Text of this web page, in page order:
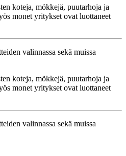
koteja, mökkejä, puutarhoja ja
monet yritykset ovat luottaneet
valinnassa sekä muissa
koteja, mökkejä, puutarhoja ja
monet yritykset ovat luottaneet
valinnassa sekä muissa